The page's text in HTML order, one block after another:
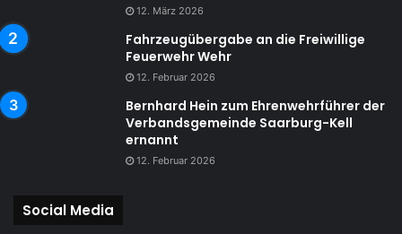
12. März 2026
Fahrzeugübergabe an die Freiwillige
Feuerwehr Wehr
12. Februar 2026
Bernhard Hein zum Ehrenwehrführer der
Verbandsgemeinde Saarburg-Kell
ernannt
12. Februar 2026
Social Media